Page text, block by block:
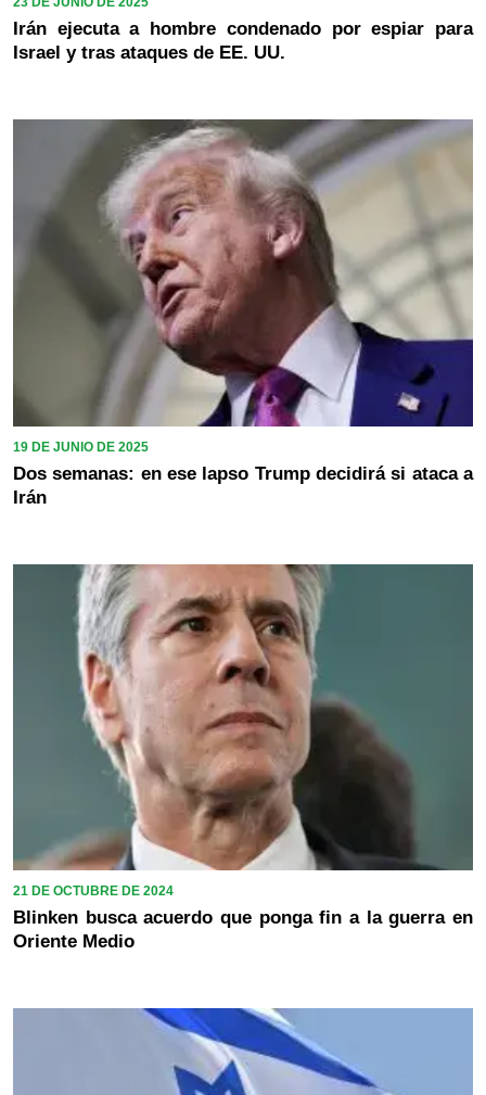
Irán ejecuta a hombre condenado por espiar para
Israel y tras ataques de EE. UU.
19 DE JUNIO DE 2025
Dos semanas: en ese lapso Trump decidirá si ataca a
Irán
21 DE OCTUBRE DE 2024
Blinken busca acuerdo que ponga fin a la guerra en
Oriente Medio